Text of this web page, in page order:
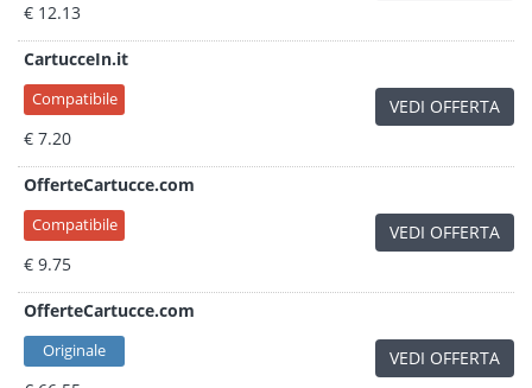
€ 12.13
CartucceIn.it
Compatibile
€ 7.20
VEDI OFFERTA
OfferteCartucce.com
Compatibile
€ 9.75
VEDI OFFERTA
OfferteCartucce.com
Originale VEDI OFFERTA